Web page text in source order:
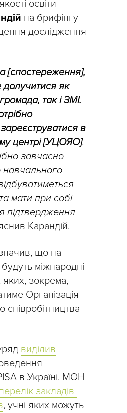
освіти
на брифінгу
дослідження
[спостереження],
долучитися як
так і ЗМІ.
в
центрі [УЦОЯО].
завчасно
навчального
мати при собі
підтвердження
Карандій.
що на
міжнародні
яких, зокрема,
Організація
співробітництва
виділив
в Україні. МОН
перелік закладів-
, учні яких можуть